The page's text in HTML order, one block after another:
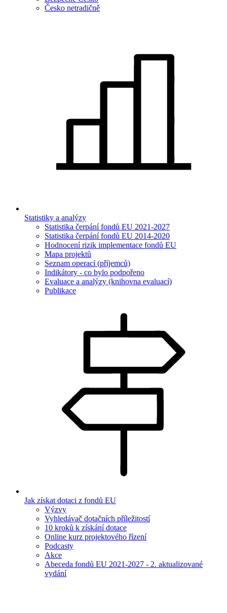
Česko netradičně
Statistiky a analýzy
Statistika čerpání fondů EU 2021-2027
Statistika čerpání fondů EU 2014-2020
Hodnocení rizik implementace fondů EU
Mapa projektů
Seznam operací (příjemců)
Indikátory - co bylo podpořeno
Evaluace a analýzy (knihovna evaluací)
Publikace
Jak získat dotaci z fondů EU
Výzvy
Vyhledávač dotačních příležitostí
10 kroků k získání dotace
Online kurz projektového řízení
Podcasty
Akce
Abeceda fondů EU 2021-2027 - 2. aktualizované
vydání